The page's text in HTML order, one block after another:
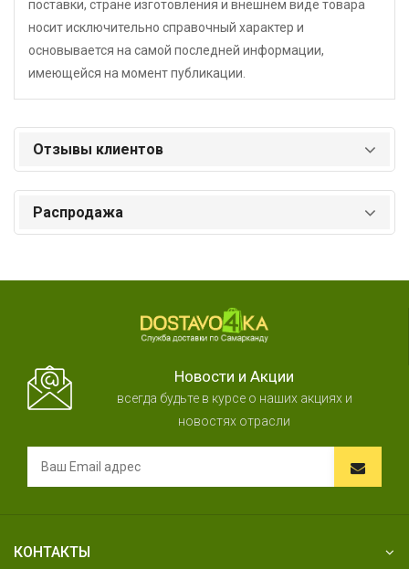
поставки, стране изготовления и внешнем виде товара
носит исключительно справочный характер и
основывается на самой последней информации,
имеющейся на момент публикации.
Отзывы клиентов
Распродажа
Новости и Акции
всегда будьте в курсе о наших акциях и
новостях отрасли
КОНТАКТЫ